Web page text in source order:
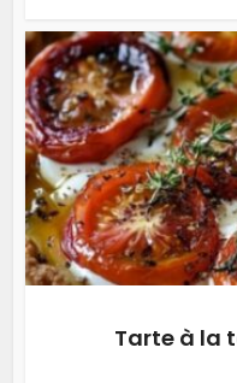
Tarte à la